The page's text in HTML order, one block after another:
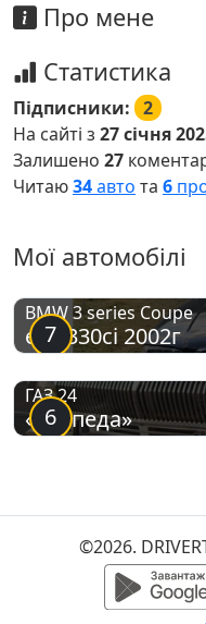
Про мене
Статистика
Підписники: 2
На сайті з 27 січня
Залишено 27
Читаю34авто та 6
Мої автомобілі
7
BMW 3 series Coupe
e46 330ci 2002г
6
ГАЗ 24
«Торпеда»
©2026.